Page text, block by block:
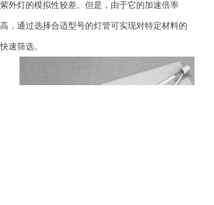
紫外灯的模拟性较差。但是，由于它的加速倍率
高，通过选择合适型号的灯管可实现对特定材料的
快速筛选。